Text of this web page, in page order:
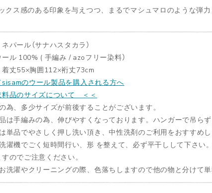
クス感のある印象を与えつつ、まるでマシュマロのような弾力
パール（サナハスタカラ）
ル 100% ( 手編み / azoフリー染料）
着丈55×胸囲112×裄丈73cm
sisamのウール製品を購入される方へ
品のサイズについて ＜＜
為、多少サイズが前後することがございます。
は手編みの為、伸びやすくなっております。ハンガーで吊ら
単品でやさしく押し洗い頂き、中性洗剤のご利用をおすすめし
濯機でごく短時間行い、形 を整えて、必ず平干しして下さい
のでご注意ください。
洗濯やクリーニングの際、色落ちしますので他の物と分けて単